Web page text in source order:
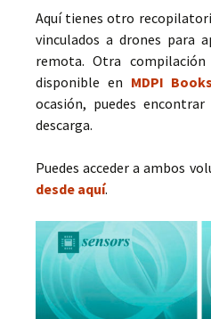
Aquí tienes otro
vinculados a drones para
remota. Otra
disponible en MDPI
ocasión, puedes
descarga.
Puedes acceder a ambos
desde aquí.